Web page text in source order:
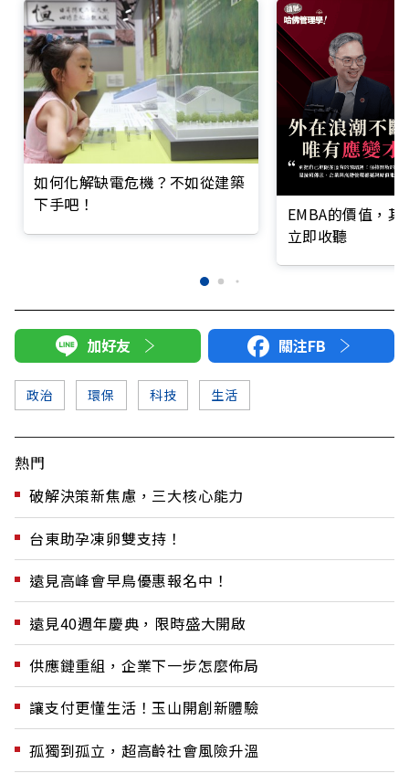
如何化解缺電危機？不如從建築
下手吧！
EMBA的價值，
立即收聽
加好友 關注FB
政治 環保 科技 生活
熱門
破解決策新焦慮，三大核心能力
台東助孕凍卵雙支持！
遠見高峰會早鳥優惠報名中！
遠見40週年慶典，限時盛大開啟
供應鏈重組，企業下一步怎麼佈局
讓支付更懂生活！玉山開創新體驗
孤獨到孤立，超高齡社會風險升溫